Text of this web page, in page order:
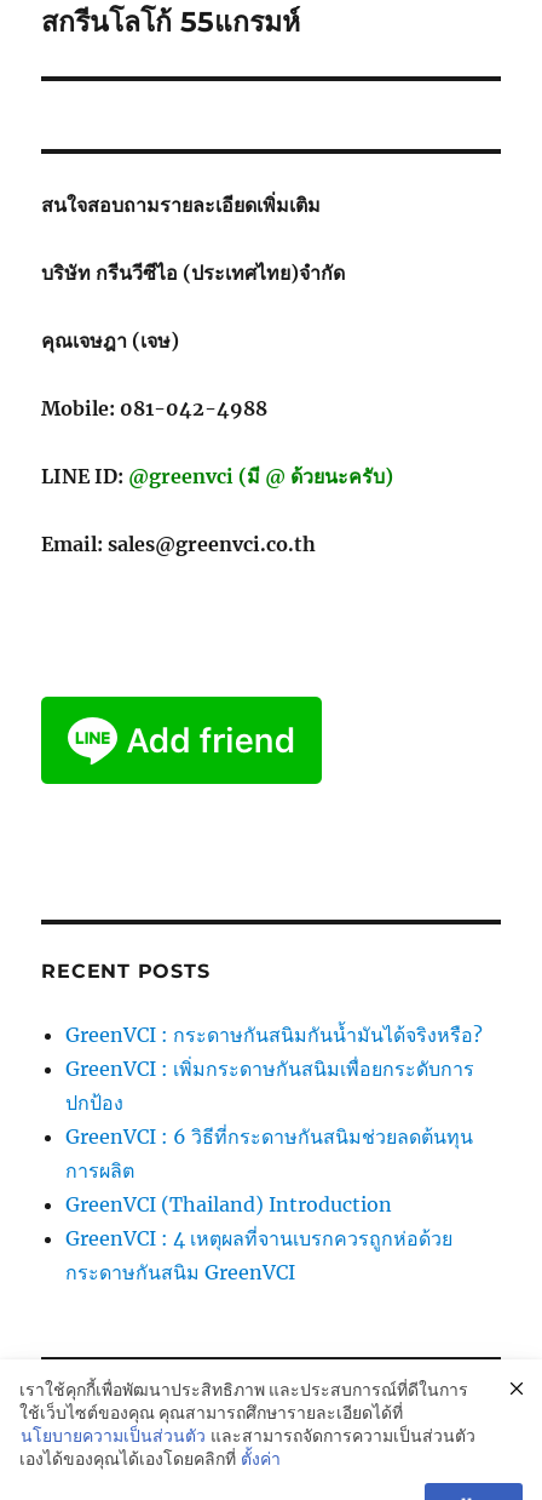
post:
สกรีนโลโก้ 55แกรมห์
สนใจสอบถามรายละเอียดเพิ่มเติม
บริษัท กรีนวีซีไอ (ประเทศไทย)จำกัด
คุณเจษฎา (เจษ)
Mobile: 081-042-4988
LINE ID: @greenvci (มี @ ด้วยนะครับ)
Email: sales@greenvci.co.th
RECENT POSTS
GreenVCI : กระดาษกันสนิมกันน้ำมันได้จริงหรือ?
GreenVCI : เพิ่มกระดาษกันสนิมเพื่อยกระดับการ
ปกป้อง
GreenVCI : 6 วิธีที่กระดาษกันสนิมช่วยลดต้นทุน
การผลิต
GreenVCI (Thailand) Introduction
GreenVCI : 4 เหตุผลที่จานเบรกควรถูกห่อด้วย
กระดาษกันสนิม GreenVCI
GREENVCi Kraft Paper-กระดาษกันสนิม:081-042-4988
เราใช้คุกกี้เพื่อพัฒนาประสิทธิภาพ และประสบการณ์ที่ดีในการ
ใช้เว็บไซต์ของคุณ คุณสามารถศึกษารายละเอียดได้ที่
นโยบายความเป็นส่วนตัว และสามารถจัดการความเป็นส่วนตัว
เองได้ของคุณได้เองโดยคลิกที่ ตั้งค่า